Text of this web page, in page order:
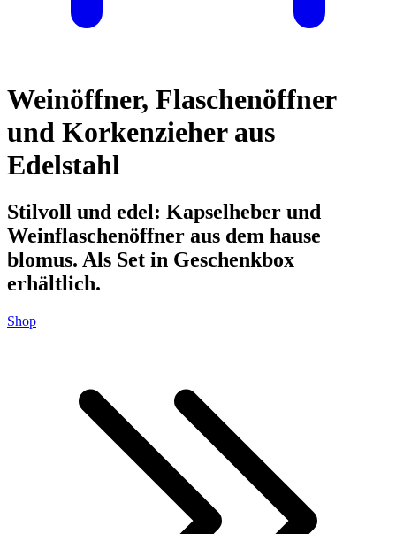
Weinöffner, Flaschenöffner
und Korkenzieher aus
Edelstahl
Stilvoll und edel: Kapselheber und
Weinflaschenöffner aus dem hause
blomus. Als Set in Geschenkbox
erhältlich.
Shop